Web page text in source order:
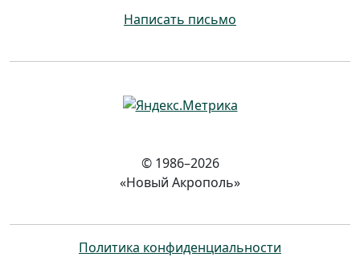
Написать письмо
© 1986–2026
«Новый Акрополь»
Политика конфиденциальности